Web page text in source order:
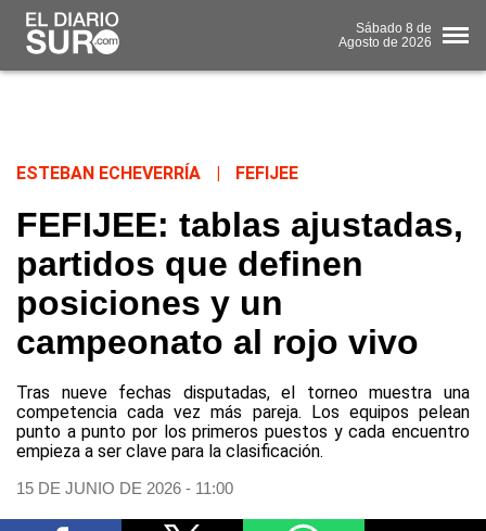
Sábado 8 de
Agosto de 2026
ESTEBAN ECHEVERRÍA FEFIJEE
FEFIJEE: tablas ajustadas,
partidos que definen
posiciones y un
campeonato al rojo vivo
Tras nueve fechas disputadas, el torneo muestra una
competencia cada vez más pareja. Los equipos pelean
punto a punto por los primeros puestos y cada encuentro
empieza a ser clave para la clasificación.
15 DE JUNIO DE 2026 - 11:00